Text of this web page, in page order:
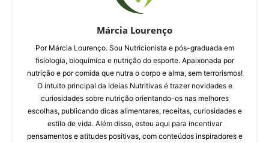
Márcia Lourenço
Por Márcia Lourenço. Sou Nutricionista e pós-graduada em
fisiologia, bioquímica e nutrição do esporte. Apaixonada por
nutrição e por comida que nutra o corpo e alma, sem terrorismos!
O intuito principal da Ideias Nutritivas é trazer novidades e
curiosidades sobre nutrição orientando-os nas melhores
escolhas, publicando dicas alimentares, receitas, curiosidades e
estilo de vida. Além disso, estou aqui para incentivar
pensamentos e atitudes positivas, com conteúdos inspiradores e